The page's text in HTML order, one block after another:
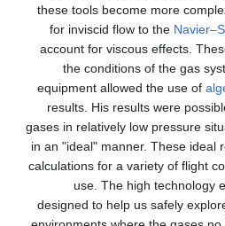
these tools become more
for inviscid flow to the
account for viscous effects.
the conditions of the gas
equipment allowed the use of
results. His results were
gases in relatively low pressure
in an "ideal" manner. These ideal
calculations for a variety of flight
use. The high technology
designed to help us safely